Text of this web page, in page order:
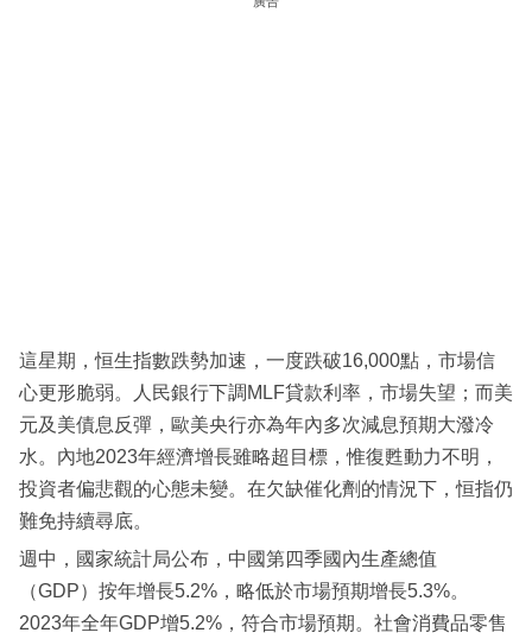
閱
專
區
這星期，恒生指數跌勢加速，一度跌破16,000點，市場信
心更形脆弱。人民銀行下調MLF貸款利率，市場失望；而美
元及美債息反彈，歐美央行亦為年內多次減息預期大潑冷
水。內地2023年經濟增長雖略超目標，惟復甦動力不明，
投資者偏悲觀的心態未變。在欠缺催化劑的情況下，恒指仍
難免持續尋底。
週中，國家統計局公布，中國第四季國內生產總值
（GDP）按年增長5.2%，略低於市場預期增長5.3%。
2023年全年GDP增5.2%，符合市場預期。社會消費品零售